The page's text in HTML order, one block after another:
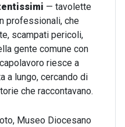
— tavolette
professionali, che
scampati pericoli,
gente comune con
riesce a
a lungo, cercando di
che raccontavano.